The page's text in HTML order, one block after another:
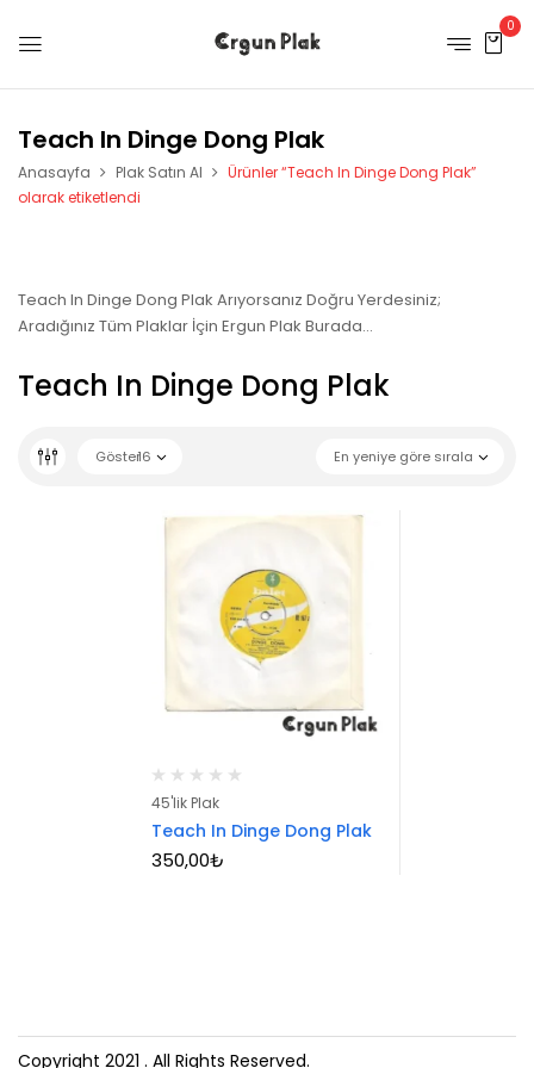
0
Teach In Dinge Dong Plak
Anasayfa Plak Satın Al
Ürünler “Teach In Dinge Dong Plak”
olarak etiketlendi
Teach In Dinge Dong Plak Arıyorsanız Doğru Yerdesiniz;
Aradığınız Tüm Plaklar İçin Ergun Plak Burada…
Teach In Dinge Dong Plak
En yeniye göre sırala
Göster16
45'lik Plak
Teach In Dinge Dong Plak
350,00₺
Copyright 2021 . All Rights Reserved.